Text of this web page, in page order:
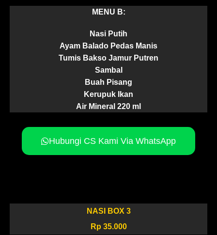
MENU B:
Nasi Putih
Ayam Balado Pedas Manis
Tumis Bakso Jamur Putren
Sambal
Buah Pisang
Kerupuk Ikan
Air Mineral 220 ml
Hubungi CS Kami Via WhatsApp
NASI BOX 3
Rp 35.000